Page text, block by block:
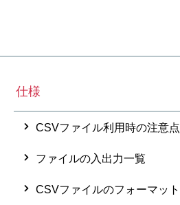
仕様
CSVファイル利用時の注意点
ファイルの入出力一覧
CSVファイルのフォーマット